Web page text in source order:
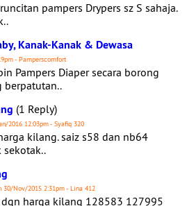
pampers Drypers sz S sahaja.
Kanak-Kanak & Dewasa
- Pamperscomfort
Pampers Diaper secara borong
berpatutan..
(1 Reply)
2016 12:03pm - Syafiq 320
kilang. saiz s58 dan nb64
sekotak..
30/Nov/2015 2:31pm - Lina 412
dgn harga kilang 128583 127995